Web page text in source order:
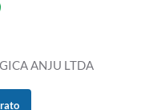
ANJU LTDA